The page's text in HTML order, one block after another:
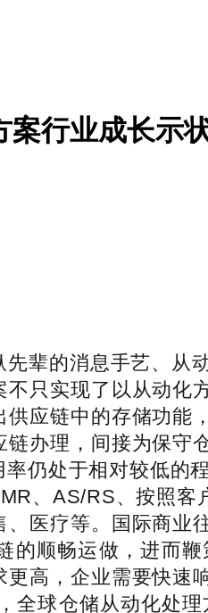
案行业成长示
的消息手艺、从
只实现了以从动
应链中的存储功
办理，间接为保
仍处于相对较低的
、AS/RS、按照
医疗等。国际商
的顺畅运做，进而
高，企业需要快
全球仓储从动化处